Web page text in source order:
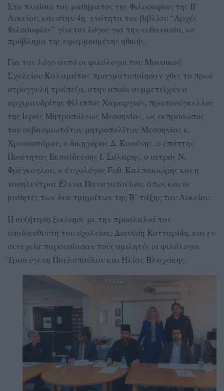
Στo πλαίσιο του μαθήματος της Φιλοσοφίας της Β’
Λυκείου, και στην 4η ενότητα του βιβλίου “Αρχές
Φιλοσοφίας” γίνεται λόγος για την ευθανασία, ως
πρόβλημα της εφαρμοσμένης ηθικής.
Για τον λόγο αυτό οι φιλόλογοι του Μουσικού
Σχολείου Καλαμάτας πραγματοποίησαν χθες το πρωί
στρογγυλή τράπεζα, στην οποία συμμετείχαν ο
αρχιμανδρίτης Φίλιππος Χαμαργιάς, πρωτοσύγκελλος
της Ιεράς Μητροπόλεως Μεσσηνίας, ως εκπρόσωπος
του σεβασμιωτάτου μητροπολίτου Μεσσηνίας κ.
Χρυσοστόμου, ο δικηγόρος Δ. Καούνης, ο επόπτης
Ποιότητας Εκπαίδευσης Ι. Σόλαρης, ο ιατρός Ν.
Φρέγκογλου, ο ψυχολόγος Ευθ. Καλπακιώρης και η
νοσηλεύτρια Έλενα Παναγοπούλου, όπως και οι
μαθητές των δυο τμημάτων της Β’ τάξης του Λυκείου.
Η συζήτηση ξεκίνησε με την προσλαλιά του
υποδιευθυντή του σχολείου, Διονύση Κοτταρίδη, και εν
συνεχεία παρουσίασαν τους ομιλητές οι φιλόλογοι
Τρισεύγενη Πουλοπούλου και Ηλίας Βλαχάκης.